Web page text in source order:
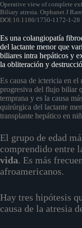
Operative view of complete
Biliary atresia. Orphanet J
DOI:10.1186/1750-1172-1-28
Es una colangiopatía
del lactante menor que
biliares intra hepáticos y
la obliteración y
Es causa de ictericia en
progresiva del flujo biliar
temprana y es la causa
quirúrgica del lactante
transplante hepático en
El grupo de edad
comprendido entre
vida. Es más
afroamericanos.
Hay tres hipótesis
causa de la atresia